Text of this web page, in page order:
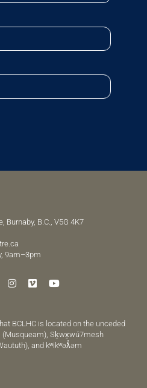
Burnaby, B.C., V5G 4K7
9am–3pm
BCLHC is located on the unceded
(Musqueam), Sḵwx̱wú7mesh
and kʷikʷəƛ̓əm